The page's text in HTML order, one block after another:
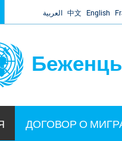
العربية 中文 English
ДОГОВОР О